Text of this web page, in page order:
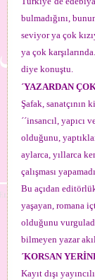
bulmadığını,
seviyor ya çok
ya çok
diye konuştu.
´YAZARDAN
Şafak, sanatçının
´´insancıl,
olduğunu,
aylarca, yıllarca
çalışması
Bu açıdan
yaşayan, romana
olduğunu
bilmeyen yazar
´KORSAN
Kayıt dışı